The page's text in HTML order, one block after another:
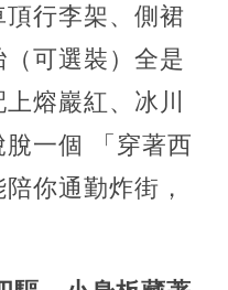
行李架、側裙
可選裝）全是
熔巖紅、冰川
一個 「穿著西
你通勤炸街，